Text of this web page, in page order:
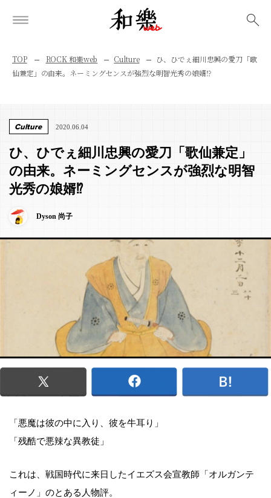
TOP ROCK 和樂web Culture
ひ、ひでぇ細川忠興の愛刀「歌
仙兼定」の由来。ネーミングセンスが強烈な明智光秀の娘婿⁉︎
Culture 2020.06.04
ひ、ひでぇ細川忠興の愛刀「歌仙兼定」
の由来。ネーミングセンスが強烈な明智
光秀の娘婿⁉︎
Dyson 尚子
「悪魔は彼の中に入り、彼を牛耳り」
「残酷で悪辣な異教徒」
これは、戦国時代に来日したイエズス会宣教師「オルガンテ
ィーノ」のとある人物評。